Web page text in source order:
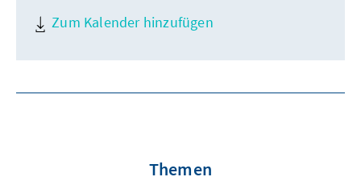
Zum Kalender hinzufügen
Themen